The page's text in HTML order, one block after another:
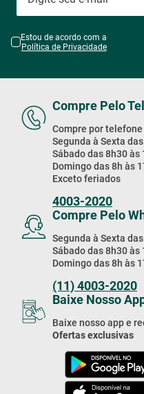
Estou de acordo com a
Política de Privacidade
Compre Pelo
Compre por telefone
Segunda à Sexta
Sábado das 8h30 às
Domingo das 8h às
Exceto feriados
4003-2020
Compre Pelo
Segunda à Sexta
Sábado das 8h30 às
Domingo das 8h às
(11) 4003-2020
Baixe Nosso
Baixe nosso app e
Ofertas exclusivas